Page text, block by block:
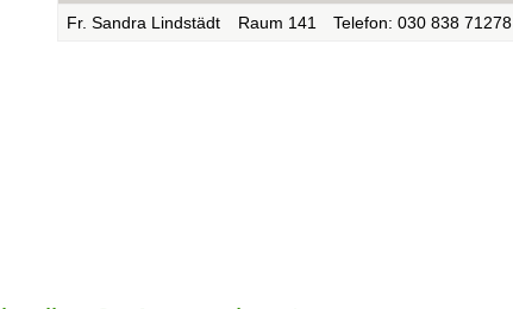
Fr. Sandra Lindstädt
Raum 141 Telefon: 030 838 71278